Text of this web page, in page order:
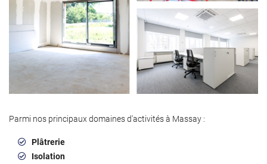
Parmi nos principaux domaines d'activités à Massay :
Plâtrerie
Isolation